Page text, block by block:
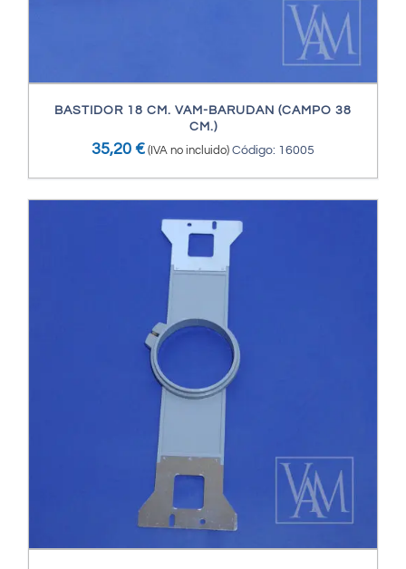
BASTIDOR 18 CM. VAM-BARUDAN (CAMPO 38
CM.)
35,20 € (IVA no incluido) Código: 16005